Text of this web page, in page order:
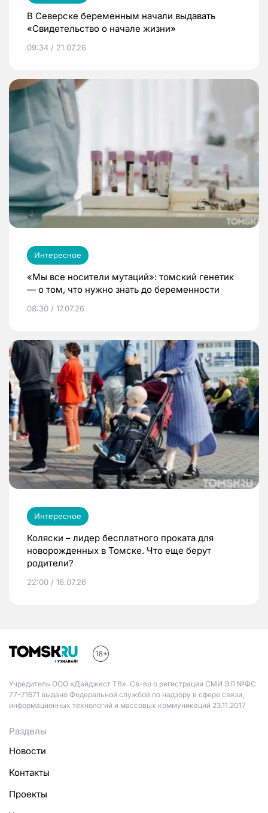
В Северске беременным начали выдавать
«Свидетельство о начале жизни»
09:34 / 21.07.26
Интересное
«Мы все носители мутаций»: томский генетик
— о том, что нужно знать до беременности
08:30 / 17.07.26
Интересное
Коляски – лидер бесплатного проката для
новорожденных в Томске. Что еще берут
родители?
22:00 / 16.07.26
Учредитель ООО «Дайджест ТВ». Св-во о регистрации СМИ ЭЛ №ФС
77-71671 выдано Федеральной службой по надзору в сфере связи,
информационных технологий и массовых коммуникаций 23.11.2017
Разделы
Новости
Контакты
Проекты